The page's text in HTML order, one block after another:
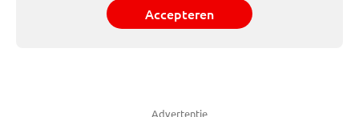
Accepteren
Advertentie